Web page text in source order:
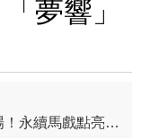
夢響」
天馬城邦「Recircus移動綠劇場」登場！永續馬戲點亮新北兒藝節